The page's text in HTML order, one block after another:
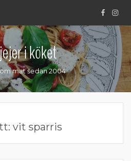
.
i köket
mat sedan 2004
vit sparris